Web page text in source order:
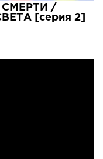
СМЕРТИ /
[серия 2]